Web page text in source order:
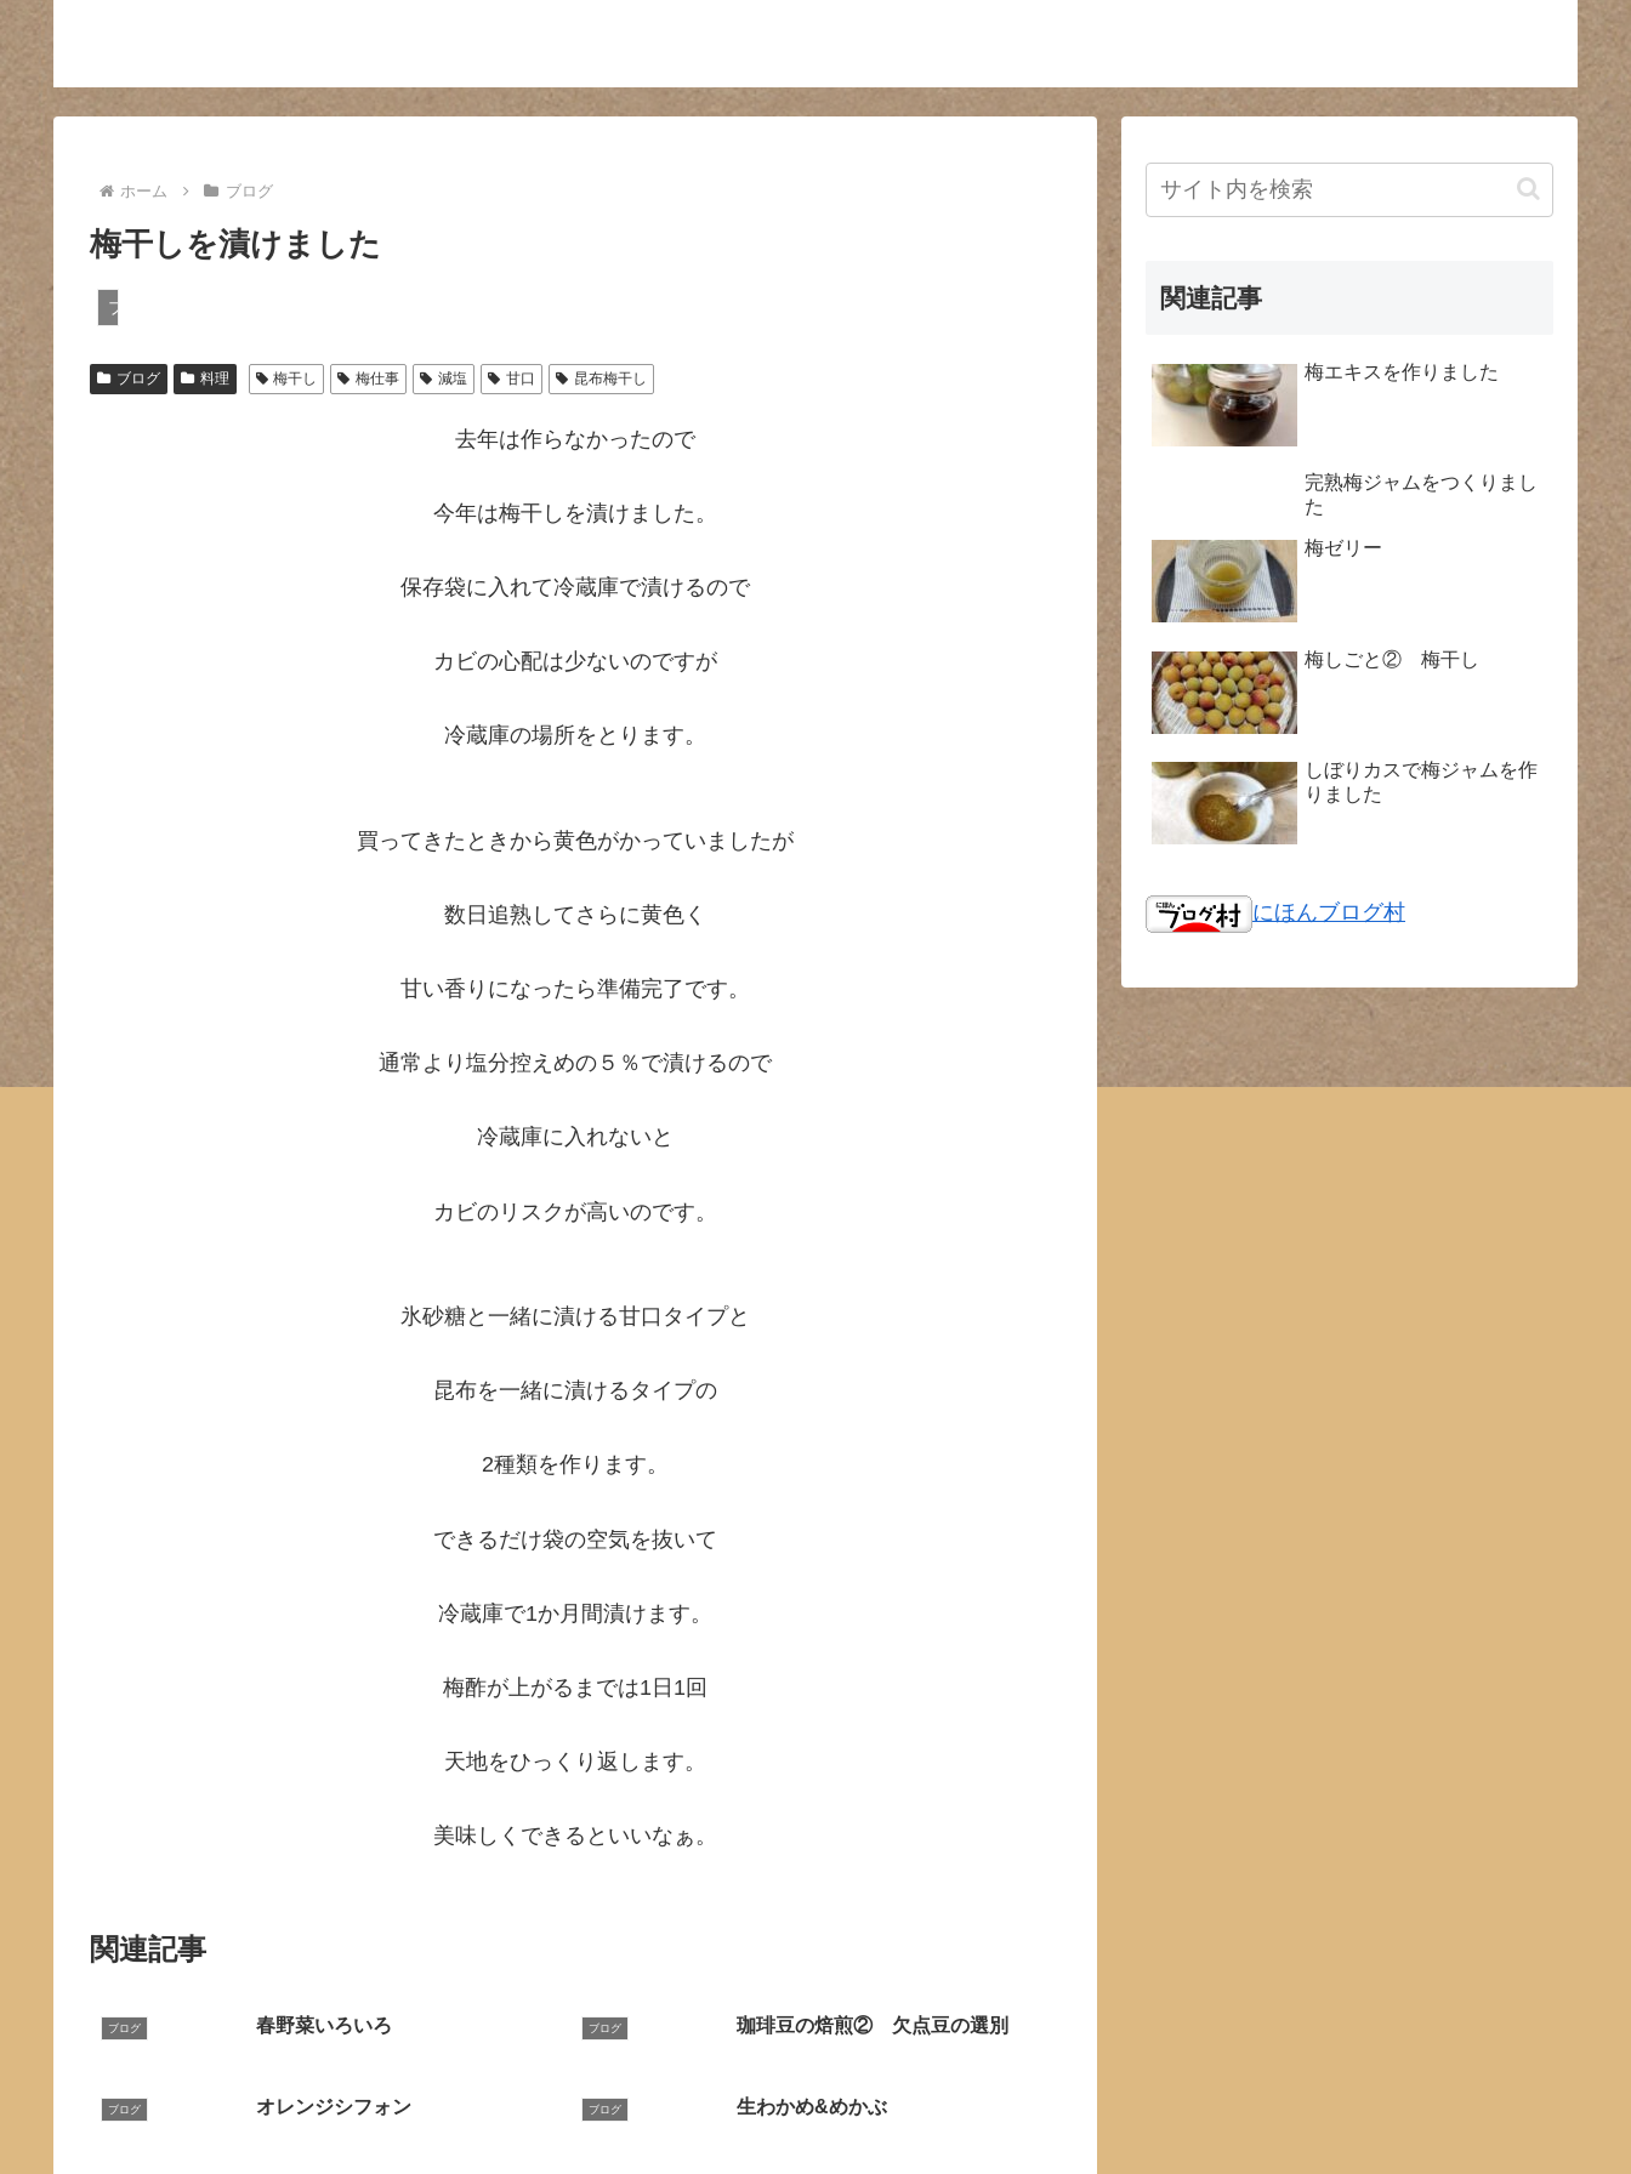
ホーム ブログ
梅干しを漬けました
ブログ
ブログ 料理 梅干し 梅仕事 減塩 甘口 昆布梅干し
去年は作らなかったので
今年は梅干しを漬けました。
保存袋に入れて冷蔵庫で漬けるので
カビの心配は少ないのですが
冷蔵庫の場所をとります。
買ってきたときから黄色がかっていましたが
数日追熟してさらに黄色く
甘い香りになったら準備完了です。
通常より塩分控えめの５％で漬けるので
冷蔵庫に入れないと
カビのリスクが高いのです。
氷砂糖と一緒に漬ける甘口タイプと
昆布を一緒に漬けるタイプの
2種類を作ります。
できるだけ袋の空気を抜いて
冷蔵庫で1か月間漬けます。
梅酢が上がるまでは1日1回
天地をひっくり返します。
美味しくできるといいなぁ。
関連記事
ブログ 春野菜いろいろ ブログ 珈琲豆の焙煎② 欠点豆の選別
ブログ オレンジシフォン ブログ 生わかめ&めかぶ
関連記事
梅エキスを作りました
完熟梅ジャムをつくりまし
た
梅ゼリー
梅しごと② 梅干し
しぼりカスで梅ジャムを作
りました
にほんブログ村